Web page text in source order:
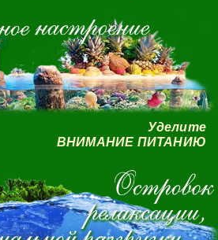
Уделите
ВНИМАНИЕ ПИТАНИЮ